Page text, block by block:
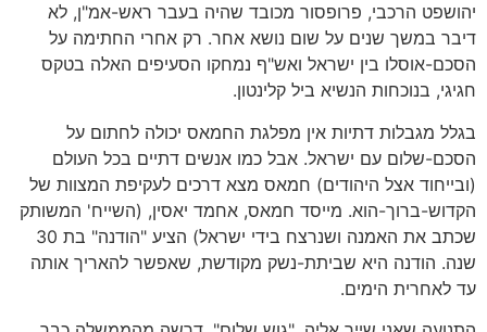
יהושפט הרכבי, פרופסור מכובד שהיה בעבר ראש-אמ"ן, לא
דיבר במשך שנים על שום נושא אחר. רק אחרי החתימה על
הסכם-אוסלו בין ישראל ואש"ף נמחקו הסעיפים האלה בטקס
חגיגי, בנוכחות הנשיא ביל קלינטון.
בגלל מגבלות דתיות אין מפלגת החמאס יכולה לחתום על
הסכם-שלום עם ישראל. אבל כמו אנשים דתיים בכל העולם
(ובייחוד אצל היהודים) חמאס מצא דרכים לעקיפת המצוות של
הקדוש-ברוך-הוא. מייסד חמאס, אחמד יאסין, (השייח' המשותק
שכתב את האמנה ושנרצח בידי ישראל) הציע "הודנה" בת 30
שנה. הודנה היא שביתת-נשק מקודשת, שאפשר להאריך אותה
עד לאחרית הימים.